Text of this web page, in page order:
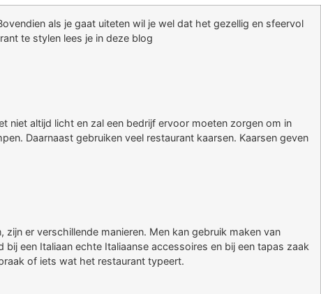
als je gaat uiteten wil je wel dat het gezellig en sfeervol
te stylen lees je in deze blog
niet altijd licht en zal een bedrijf ervoor moeten zorgen om in
Daarnaast gebruiken veel restaurant kaarsen. Kaarsen geven
er verschillende manieren. Men kan gebruik maken van
een Italiaan echte Italiaanse accessoires en bij een tapas zaak
of iets wat het restaurant typeert.